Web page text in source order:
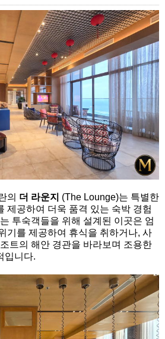
의 더 라운지 (The Lounge)는 특별한
제공하여 더욱 품격 있는 숙박 경험
투숙객들을 위해 설계된 이곳은 엄
기를 제공하여 휴식을 취하거나, 사
트의 해안 경관을 바라보며 조용한
입니다.